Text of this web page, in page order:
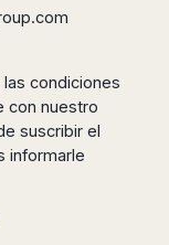
condiciones
con nuestro
suscribir el
informarle